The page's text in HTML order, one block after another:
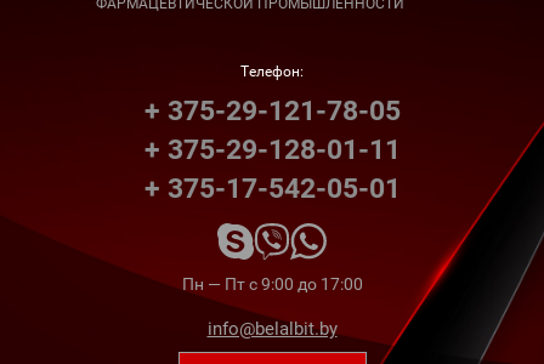
ФАРМАЦЕВТИЧЕСКОЙ ПРОМЫШЛЕННОСТИ
Телефон:
+ 375-29-121-78-05
+ 375-29-128-01-11
+ 375-17-542-05-01
Пн — Пт с 9:00 до 17:00
info@belalbit.by